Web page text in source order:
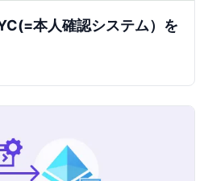
本人確認システム）を